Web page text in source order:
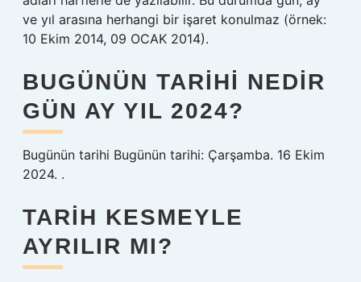
ve yıl arasına herhangi bir işaret konulmaz (örnek:
10 Ekim 2014, 09 OCAK 2014).
BUGÜNÜN TARIHI NEDIR
GÜN AY YIL 2024?
Bugünün tarihi Bugünün tarihi: Çarşamba. 16 Ekim
2024. .
TARIH KESMEYLE
AYRILIR MI?